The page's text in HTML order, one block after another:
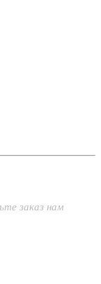
заказ нам